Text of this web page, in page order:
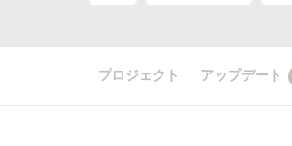
プロジェクト アップデート